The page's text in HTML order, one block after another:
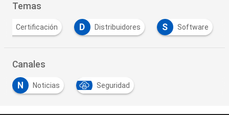
Temas
Certificación D Distribuidores S Software
Canales
N Noticias Seguridad